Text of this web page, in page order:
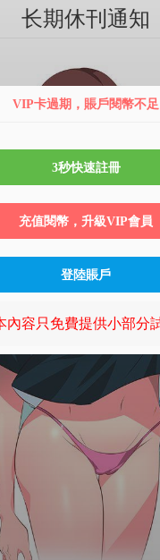
长期休刊通知
VIP卡過期，賬戶閱幣不足
3秒快速註冊
充值閱幣，升級VIP會員
登陸賬戶
內容只免費提供小部分